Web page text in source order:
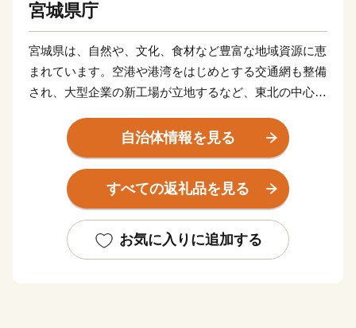
宮城県庁
宮城県は、自然や、文化、食材など豊富な地域資源に恵
まれています。空港や港湾をはじめとする交通網も整備
され、大型企業の新工場が立地するなど、東北の中心と
東日本大震災により甚大な被害を受けましたが、再生と
さらなる発展につながる「創造的な復興」に向けた取り
組みを推進し、県民の皆さんと力を合わせ、魅力ある宮
城を築いてまいります。
自治体情報を見る
すべての返礼品を見る
お気に入りに追加する